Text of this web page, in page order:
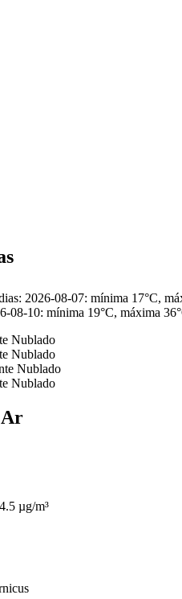
2026-08-07: mínima 17°C,
08-10: mínima 19°C, máxima
Nublado
Nublado
Nublado
Nublado
Ar
µg/m³